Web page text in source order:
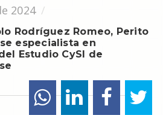
2024
Rodríguez Romeo, Perito
especialista en
Estudio CySI de